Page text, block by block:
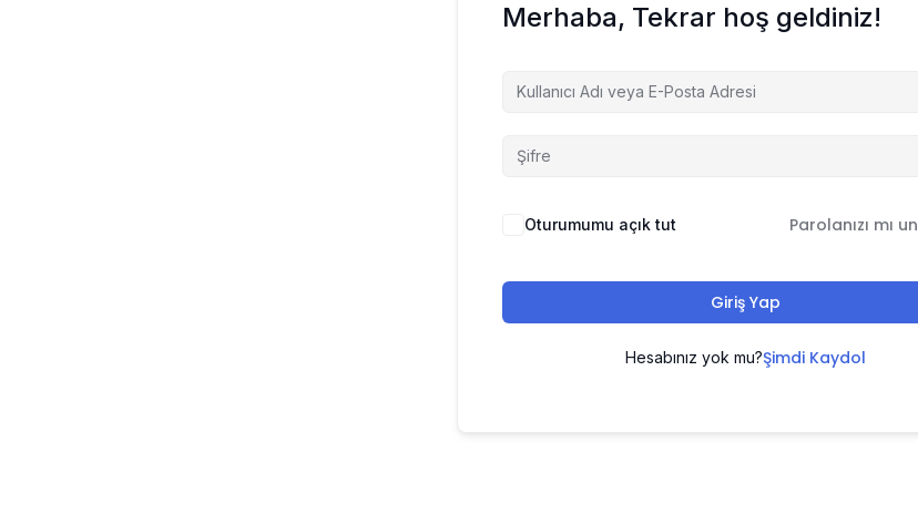
Merhaba, Tekrar hoş geldiniz!
Oturumumu açık tut Parolanızı mı
Giriş Yap
Hesabınız yok mu?Şimdi Kaydol